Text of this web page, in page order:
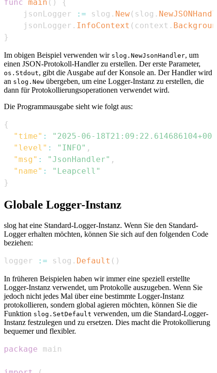
func main ( )
{
	jsonLogger
:= slog . New( slog .
	jsonLogger
. InfoContext ( context .
}
Im obigen Beispiel verwenden wir slog.NewJsonHandler, um
einen JSON-Protokoll-Handler zu erstellen. Der erste Parameter,
os.Stdout, gibt die Ausgabe auf der Konsole an. Der Handler wird
an slog.New übergeben, um eine Logger-Instanz zu erstellen, die
dann für Protokollierungsoperationen verwendet wird.
Die Programmausgabe sieht wie folgt aus:
{
"time" :
"2025-06-
"level" : "INFO" ,
"msg" : "JsonHandler" ,
"name" :
"Leapcell"
}
Globale Logger-Instanz
slog hat eine Standard-Logger-Instanz. Wenn Sie den Standard-
Logger erhalten möchten, können Sie sich auf den folgenden Code
beziehen:
logger := slog . Default ( )
In früheren Beispielen haben wir immer eine speziell erstellte
Logger-Instanz verwendet, um Protokolle auszugeben. Wenn Sie
jedoch nicht jedes Mal über eine bestimmte Logger-Instanz
protokollieren, sondern global agieren möchten, können Sie die
Funktion slog.SetDefault verwenden, um die Standard-Logger-
Instanz festzulegen und zu ersetzen. Dies macht die Protokollierung
bequemer und flexibler.
package